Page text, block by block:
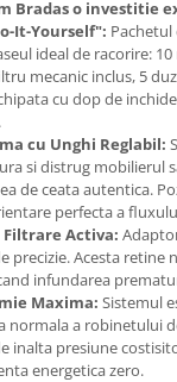
Bradas o investitie
It-Yourself":
ideal de racorire:
mecanic inclus, 5
cu dop de
cu Unghi Reglabil:
si distrug mobilierul
de ceata autentica.
perfecta a
Activa:
Acesta retine
infundarea
Maxima: Sistemul
normala a robinetului
inalta presiune
energetica zero.